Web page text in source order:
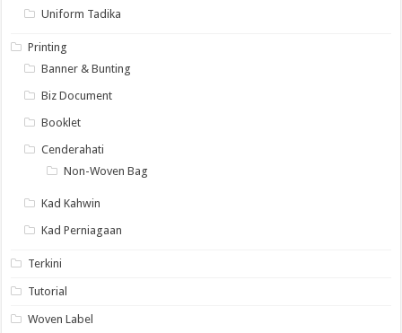
Uniform Tadika
Printing
Banner & Bunting
Biz Document
Booklet
Cenderahati
Non-Woven Bag
Kad Kahwin
Kad Perniagaan
Terkini
Tutorial
Woven Label